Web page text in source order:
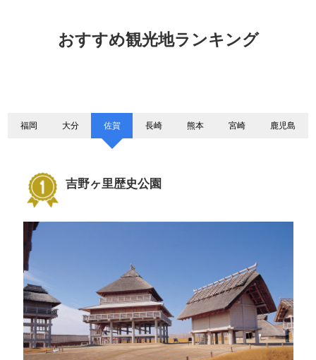
おすすめ観光地ランキング
福岡 大分 佐賀 長崎 熊本 宮崎 鹿児島
吉野ヶ里歴史公園